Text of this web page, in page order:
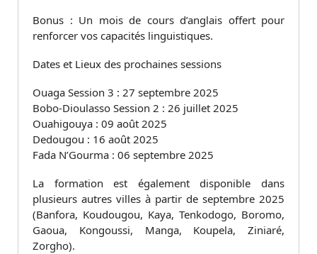
Bonus : Un mois de cours d’anglais offert pour
renforcer vos capacités linguistiques.
Dates et Lieux des prochaines sessions
Ouaga Session 3 : 27 septembre 2025
Bobo-Dioulasso Session 2 : 26 juillet 2025
Ouahigouya : 09 août 2025
Dedougou : 16 août 2025
Fada N’Gourma : 06 septembre 2025
La formation est également disponible dans
plusieurs autres villes à partir de septembre 2025
(Banfora, Koudougou, Kaya, Tenkodogo, Boromo,
Gaoua, Kongoussi, Manga, Koupela, Ziniaré,
Zorgho).